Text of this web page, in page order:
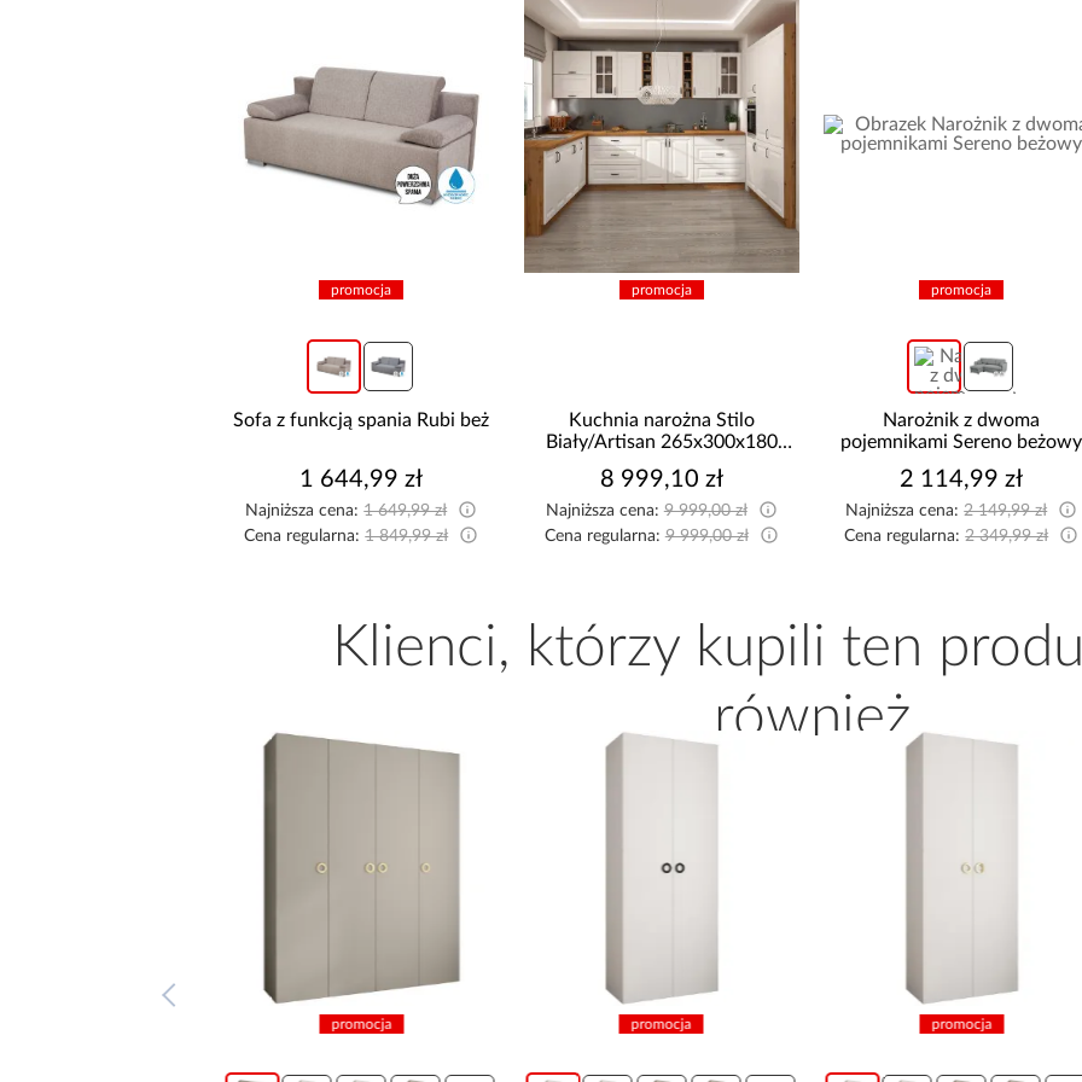
promocja
Kuchnia narożna Stilo
8 999,10 zł
Najniższa cena:9 999,00 zł
Cena regularna:9 999,00 zł
promocja
Narożnik z dwoma
pojemnikami Sereno beżowy
2 114,99 zł
Najniższa cena:2 149,99 zł
Cena regularna:2 349,99 zł
promocja
Narożnik Como z dwoma
pojemnikami sztruks beżowy
2 519,99 zł
Najniższa cena:2 599,99 zł
Cena regularna:2 799,99 zł
Klienci, którzy kupili ten
również
promocja promocja promocja